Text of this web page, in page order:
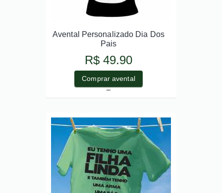
Avental Personalizado Dia Dos
Pais
R$ 49.90
Comprar avental
_